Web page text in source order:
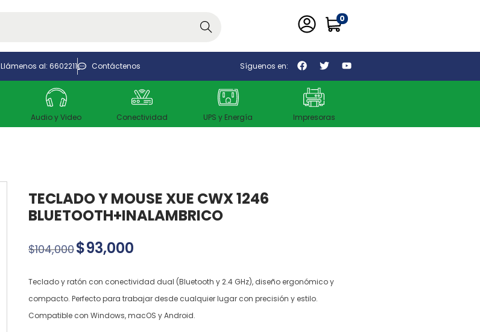
Buscar
0
Llámenos al: 6602211 Contáctenos Síguenos en:
Audio y Video Conectividad UPS y Energía Impresoras
TECLADO Y MOUSE XUE CWX 1246
BLUETOOTH+INALAMBRICO
$104,000$93,000
Teclado y ratón con conectividad dual (Bluetooth y 2.4 GHz), diseño ergonómico y
compacto. Perfecto para trabajar desde cualquier lugar con precisión y estilo.
Compatible con Windows, macOS y Android.